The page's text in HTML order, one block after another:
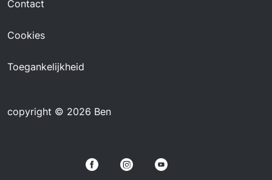
Contact
Cookies
Toegankelijkheid
copyright © 2026 Ben